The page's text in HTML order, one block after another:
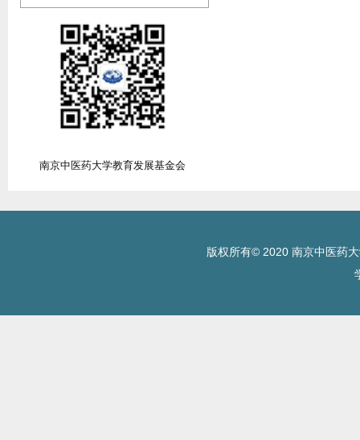
南京中医药大学教育发展基金会
版权所有© 2020 南京中医药